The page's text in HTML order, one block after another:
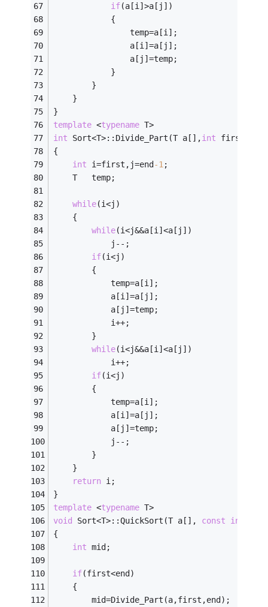
if
			{
				temp=a[i];
				a[i]=a[j];
				a[j]=temp;
			}
		}
	}
}
template <typename T>
int Sort<T>::Divide_Part(T a[],int first,
{
int i=first,j=end-1
	T   temp;
while(i<j)
	{
while
			j--;
if
		{
			temp=a[i];
			a[i]=a[j];
			a[j]=temp;
		}
while
			i++;
if
		{
			temp=a[i];
			a[i]=a[j];
			a[j]=temp;
		}
	}
return
}
template <typename T>
void Sort<T>::QuickSort(T a[], const int
{
int mid;
if
	{